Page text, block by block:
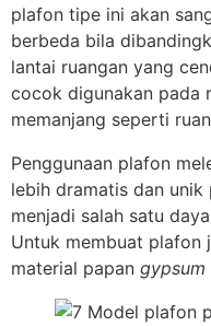
plafon tipe ini akan
berbeda bila
lantai ruangan yang
cocok digunakan pada
memanjang seperti
Penggunaan plafon
lebih dramatis dan unik
menjadi salah satu
Untuk membuat plafon
material papan gypsum